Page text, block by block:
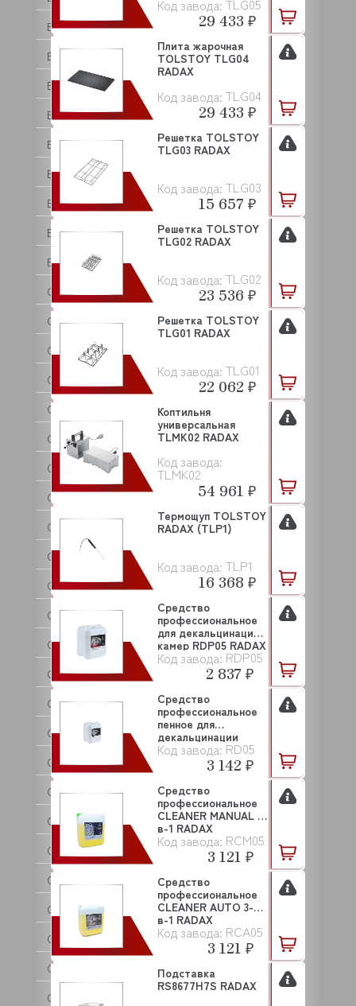
BERTOS
BESSERVACUUM
BOKNI
BONGARD
BRAS
BRAVILOR BONAMAT
BREMA
BRISKLY
BRITA
C.M.A
CAB
CAMBRO
CANCAN
CARBOMA (Карбома)
CARIMALI
CAS
CASADIO
CELME
CHILZ
CIME
CNIX
COFFF
COLDLINE
COMENDA
COMPACK
CONVITO
CONVOTHERM
COOL COMPACT
COOLEQ
CRAZY PAN
CREM
CRYSPI
CUCKOO
CUNILL
Код завода: TLG05
29 433 ₽
Код завода: TLG04
Плита жарочная
TOLSTOY TLG04
RADAX
29 433 ₽
Код завода: TLG03
Решетка TOLSTOY
TLG03 RADAX
15 657 ₽
Код завода: TLG02
Решетка TOLSTOY
TLG02 RADAX
23 536 ₽
Код завода: TLG01
Решетка TOLSTOY
TLG01 RADAX
22 062 ₽
Код завода:
TLMK02
Коптильня
универсальная
TLMK02 RADAX
54 961 ₽
Код завода: TLP1
Термощуп TOLSTOY
RADAX (TLP1)
16 368 ₽
Код завода: RDP05
Средство
профессиональное
для декальцинации
камер RDP05 RADAX
2 837 ₽
Код завода: RD05
Средство
профессиональное
пенное для
декальцинации
камер RD05 RAD...
3 142 ₽
Код завода: RCM05
Средство
профессиональное
CLEANER MANUAL 3-
в-1 RADAX
3 121 ₽
Код завода: RCA05
Средство
профессиональное
CLEANER AUTO 3-
в-1 RADAX
3 121 ₽
Подставка
RS8677H7S RADAX